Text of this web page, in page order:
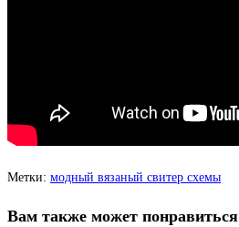
Метки: модный вязаный свитер схемы
Вам также может понравиться